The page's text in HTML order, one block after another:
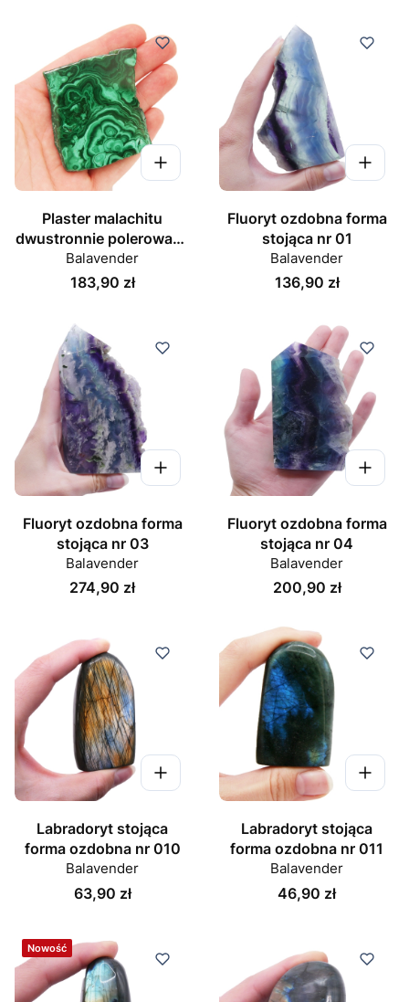
Plaster malachitu
dwustronnie polerowany
58 mm
Balavender
Cena
183,90 zł
Fluoryt ozdobna forma
stojąca nr 01
Balavender
Cena
136,90 zł
Fluoryt ozdobna forma
stojąca nr 03
Balavender
Cena
274,90 zł
Fluoryt ozdobna forma
stojąca nr 04
Balavender
Cena
200,90 zł
Labradoryt stojąca
forma ozdobna nr 010
Balavender
Cena
63,90 zł
Labradoryt stojąca
forma ozdobna nr 011
Balavender
Cena
46,90 zł
Nowość